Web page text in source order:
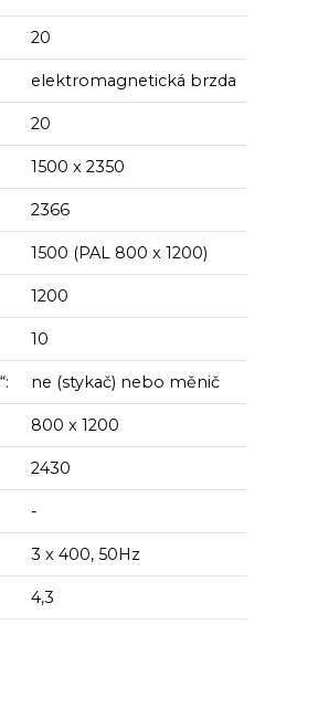
20
elektromagnetická brzda
20
1500 x 2350
2366
1500 (PAL 800 x 1200)
1200
10
ne (stykač) nebo měnič
800 x 1200
2430
-
3 x 400, 50Hz
4,3